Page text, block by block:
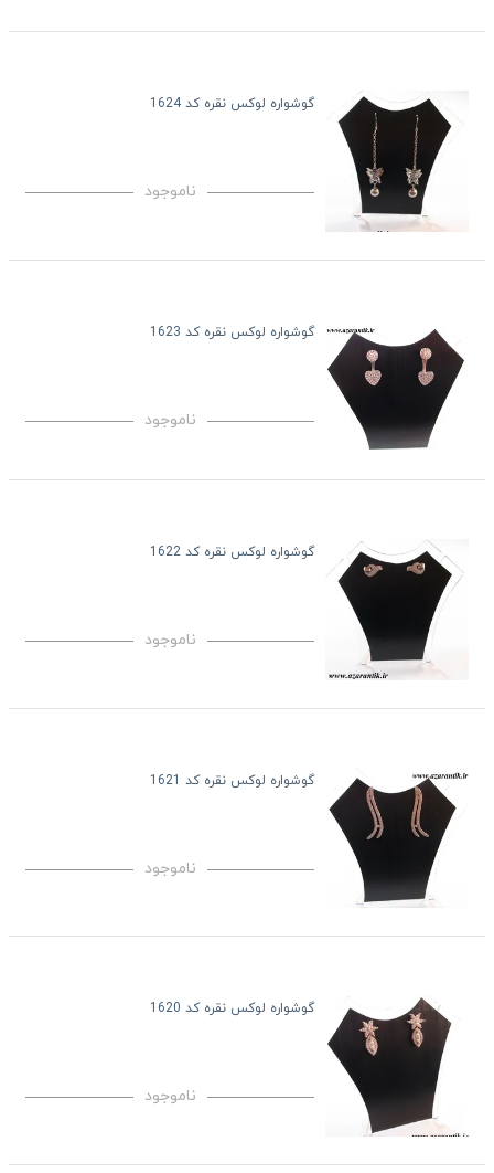
گوشواره لوکس نقره کد 1624
ناموجود
گوشواره لوکس نقره کد 1623
ناموجود
گوشواره لوکس نقره کد 1622
ناموجود
گوشواره لوکس نقره کد 1621
ناموجود
گوشواره لوکس نقره کد 1620
ناموجود